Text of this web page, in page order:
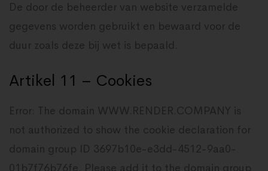
De door de beheerder van website verzamelde
gegevens worden gebruikt en bewaard voor de
duur zoals deze bij wet is bepaald.
Artikel 11 – Cookies
Error: The domain WWW.RENDER.COMPANY is
not authorized to show the cookie declaration for
domain group ID 3697b10e-e3dd-4512-9aa0-
01b7f76b76fe. Please add it to the domain group